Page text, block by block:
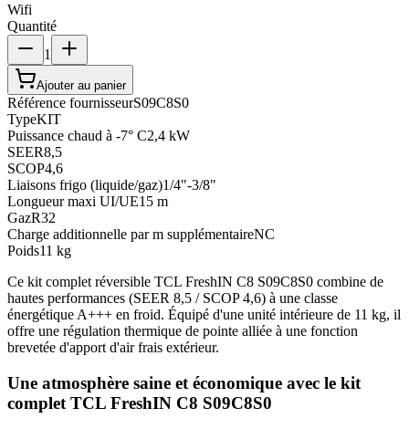
Wifi
Quantité
1
Ajouter au panier
Référence fournisseurS09C8S0
TypeKIT
Puissance chaud à -7° C2,4 kW
SEER8,5
SCOP4,6
Liaisons frigo (liquide/gaz)1/4"-3/8"
Longueur maxi UI/UE15 m
GazR32
Charge additionnelle par m supplémentaireNC
Poids11 kg
Ce kit complet réversible TCL FreshIN C8 S09C8S0 combine de
hautes performances (SEER 8,5 / SCOP 4,6) à une classe
énergétique A+++ en froid. Équipé d'une unité intérieure de 11 kg, il
offre une régulation thermique de pointe alliée à une fonction
brevetée d'apport d'air frais extérieur.
Une atmosphère saine et économique avec le kit
complet TCL FreshIN C8 S09C8S0